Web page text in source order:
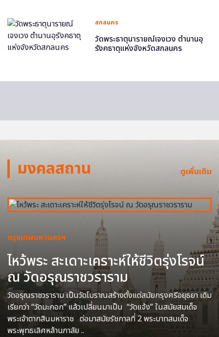
สกลนคร
วัดพระธาตุนารายณ์เจงเวง ตำนานอุ
รังคธาตุแห่งจังหวัดสกลนคร
มงคลสถาน ดูเพิ่มเติม
กรุงเทพมหานครฯ
ไหว้พระ สะเดาะเคราะห์ให้ชีวิตรุ่งโรจน์
ณ วัดอรุณราชวราราม
วัดอรุณราชวราราม เป็นวัดโบราณสร้างตั้งแต่สมัยกรุงศรีอยุธยา เดิม
เรียกว่า “วัดมะกอก” แล้วเปลี่ยนมาเป็น “วัดแจ้ง” ในสมัยสมเด็จ
พระเจ้าตากสินมหาราช ต่อมาสมัยรัชกาลที่ 2 พระบาทสมเด็จ
พระพุทธเลิศหล้านภาลัย ..